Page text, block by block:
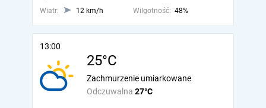
Wiatr:
12 km/h Wilgotność: 48%
13:00
25°C
Odczuwalna 27°C
Zachmurzenie umiarkowane